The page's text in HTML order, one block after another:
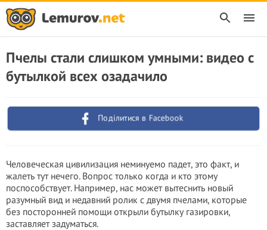
Пчелы стали слишком умными: видео с
бутылкой всех озадачило
Поділитися в Facebook
Человеческая цивилизация неминуемо падет, это факт, и
жалеть тут нечего. Вопрос только когда и кто этому
поспособствует. Например, нас может вытеснить новый
разумный вид и недавний ролик с двумя пчелами, которые
без посторонней помощи открыли бутылку газировки,
заставляет задуматься.